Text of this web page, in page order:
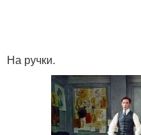
На ручки.